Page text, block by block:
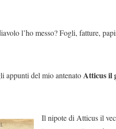
l’ho messo? Fogli, fatture,
appunti del mio antenatoAtticus il
Il nipote di Atticus il